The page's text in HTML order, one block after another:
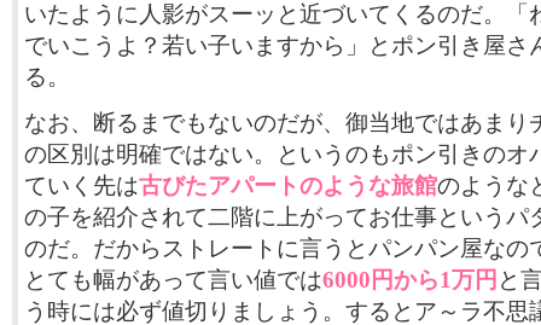
いたように人影がスーッと近づいてくるのだ。「
でいこうよ？若い子いますから」とポン引き屋さ
る。
なお、断るまでもないのだが、御当地ではあまり
の区別は明確ではない。というのもポン引きのオ
ていく先は古びたアパートのような旅館のような
の子を紹介されて二階に上がってお仕事というパ
のだ。だからストレートに言うとパンパン屋なの
とても幅があって言い値では6000円から1万円 と
う時には必ず値切りましょう。するとア～ラ不思